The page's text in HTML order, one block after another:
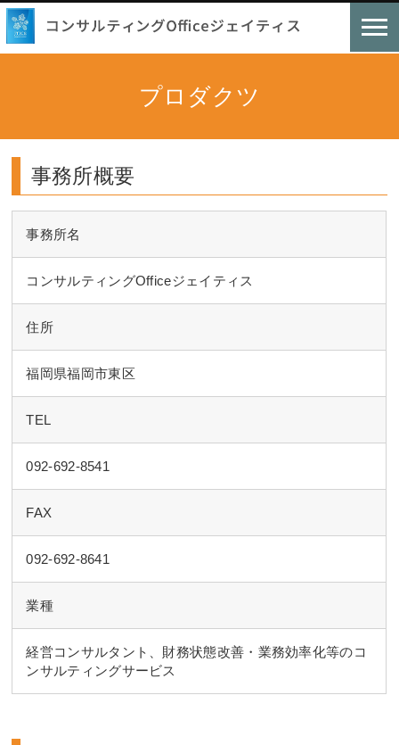
プロダクツ
事務所概要
事務所名
コンサルティングOfficeジェイティス
住所
福岡県福岡市東区
TEL
092-692-8541
FAX
092-692-8641
業種
経営コンサルタント、財務状態改善・業務効率化等のコ
ンサルティングサービス